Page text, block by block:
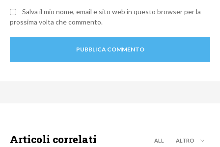
Salva il mio nome, email e sito web in questo browser per la
prossima volta che commento.
Articoli correlati ALL ALTRO